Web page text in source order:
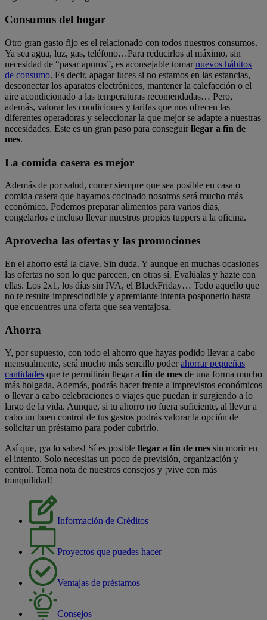
Consumos del hogar
Otro gran gasto fijo es el relacionado con todos nuestros consumos.
Ya sea agua, luz, gas, teléfono…Para reducirlos al máximo, sin
necesidad de “pasar apuros”, es aconsejable tomarnuevos hábitos
de consumo. Es decir, apagar luces si no estamos en las estancias,
desconectar los aparatos electrónicos, mantener la calefacción o el
aire acondicionado a las temperaturas recomendadas… Pero,
además, valorar las condiciones y tarifas que nos ofrecen las
diferentes operadoras y seleccionar la que mejor se adapte a nuestras
necesidades. Este es un gran paso para conseguirllegar a fin de
mes.
La comida casera es mejor
Además de por salud, comer siempre que sea posible en casa o
comida casera que hayamos cocinado nosotros será mucho más
económico. Podemos preparar alimentos para varios días,
congelarlos e incluso llevar nuestros propios tuppers a la oficina.
Aprovecha las ofertas y las promociones
En el ahorro está la clave. Sin duda. Y aunque en muchas ocasiones
las ofertas no son lo que parecen, en otras sí. Evalúalas y hazte con
ellas. Los 2x1, los días sin IVA, el BlackFriday… Todo aquello que
no te resulte imprescindible y apremiante intenta posponerlo hasta
que encuentres una oferta que sea ventajosa.
Ahorra
Y, por supuesto, con todo el ahorro que hayas podido llevar a cabo
mensualmente, será mucho más sencillo poderahorrar pequeñas
cantidades que te permitirán llegar a fin de mes de una forma mucho
más holgada. Además, podrás hacer frente a imprevistos económicos
o llevar a cabo celebraciones o viajes que puedan ir surgiendo a lo
largo de la vida. Aunque, si tu ahorro no fuera suficiente, al llevar a
cabo un buen control de tus gastos podrás valorar la opción de
solicitar un préstamo para poder cubrirlo.
Así que, ¡ya lo sabes! Sí es posible llegar a fin de mes sin morir en
el intento. Solo necesitas un poco de previsión, organización y
control. Toma nota de nuestros consejos y ¡vive con más
tranquilidad!
Información de Créditos
Proyectos que puedes hacer
Ventajas de préstamos
Consejos